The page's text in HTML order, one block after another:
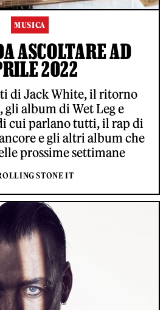
MUSICA
ASCOLTARE AD
2022
di Jack White, il ritorno
gli album di Wet Leg e
cui parlano tutti, il rap di
e gli altri album che
prossime settimane
STONE IT